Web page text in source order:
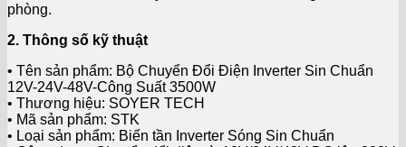
phòng.
2. Thông số kỹ thuật
• Tên sản phẩm: Bộ Chuyển Đổi Điện Inverter Sin Chuẩn
12V-24V-48V-Công Suất 3500W
• Thương hiệu: SOYER TECH
• Mã sản phẩm: STK
• Loại sản phẩm: Biến tần Inverter Sóng Sin Chuẩn